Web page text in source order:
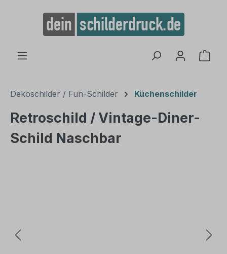
springen
Dekoschilder / Fun-Schilder Küchenschilder
Retroschild / Vintage-Diner-
Schild Naschbar